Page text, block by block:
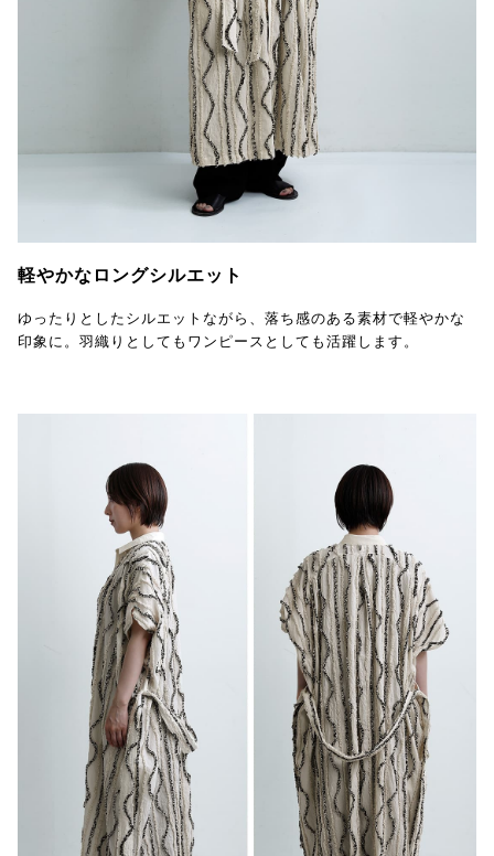
軽やかなロングシルエット
ゆったりとしたシルエットながら、落ち感のある素材で軽やかな
印象に。羽織りとしてもワンピースとしても活躍します。